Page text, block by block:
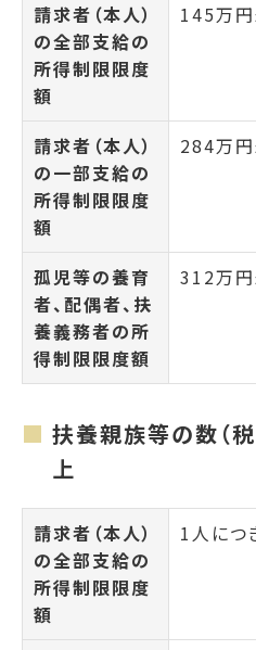
請求者（本人）
の全部支給の
所得制限限度
額
145万
請求者（本人）
の一部支給の
所得制限限度
額
284万
孤児等の養育
者、配偶者、扶
養義務者の所
得制限限度額
312万
扶養親族等の数（
上
請求者（本人）
の全部支給の
所得制限限度
額
1人につ